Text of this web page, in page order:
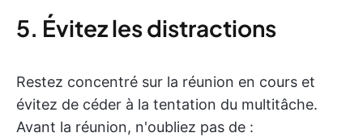
5. Évitez les distractions
Restez concentré sur la réunion en cours et
évitez de céder à la tentation du multitâche.
Avant la réunion, n'oubliez pas de :